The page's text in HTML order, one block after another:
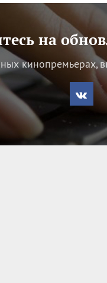
на
кинопремьерах,